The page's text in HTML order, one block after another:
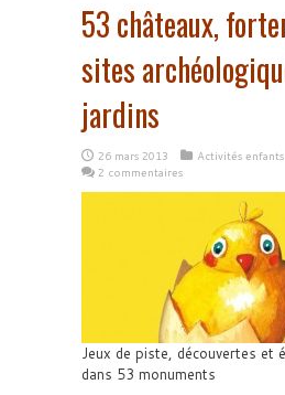
53 châteaux,
sites
jardins
26 mars 2013
Activités
2 commentaires
Jeux de piste, découvertes et
dans 53 monuments